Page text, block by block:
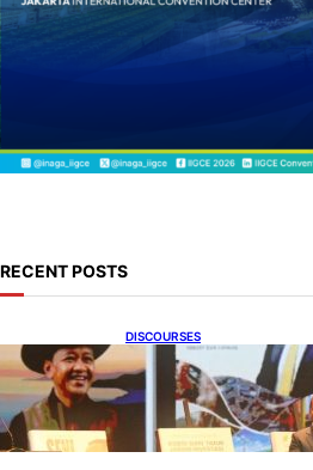
RECENT POSTS
DISCOURSES
Bahlil Luncurkan 10
Kepemimpinan dan